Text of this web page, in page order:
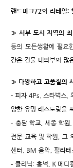
랜드마크72의 리테일:
» 서부 도시 지역의
등의 모든생활에 필요
간은 건물 내외부의 많
» 다양하고 고품질의
– 피자 4Ps, 스타벅스,
양한 유명 레스토랑을
– 충담 학교, 세종 학원
전문 교육 및 학원, 그
센터, BM 음악, 필라테
– 클리닉: 홍넉, K 메디